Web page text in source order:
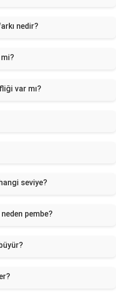
nedir?
var mı?
seviye?
pembe?